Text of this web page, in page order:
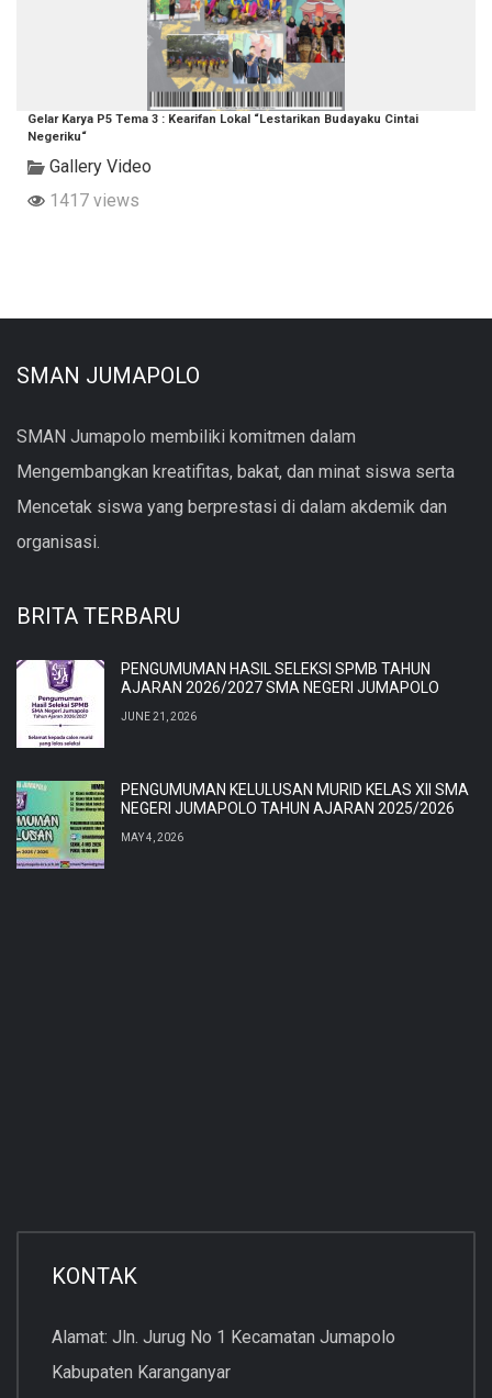
Gelar Karya P5 Tema 3 : Kearifan Lokal “Lestarikan Budayaku Cintai
Negeriku“
Gallery Video
1417 views
SMAN JUMAPOLO
SMAN Jumapolo membiliki komitmen dalam
Mengembangkan kreatifitas, bakat, dan minat siswa serta
Mencetak siswa yang berprestasi di dalam akdemik dan
organisasi.
BRITA TERBARU
PENGUMUMAN HASIL SELEKSI SPMB TAHUN
AJARAN 2026/2027 SMA NEGERI JUMAPOLO
JUNE 21, 2026
PENGUMUMAN KELULUSAN MURID KELAS XII SMA
NEGERI JUMAPOLO TAHUN AJARAN 2025/2026
MAY 4, 2026
KONTAK
Alamat: Jln. Jurug No 1 Kecamatan Jumapolo
Kabupaten Karanganyar